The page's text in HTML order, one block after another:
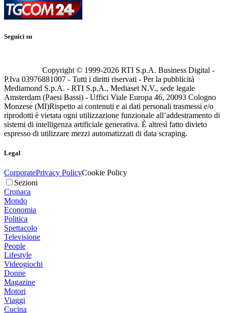
Seguici su
Copyright © 1999-2026 RTI S.p.A. Business Digital -
P.Iva 03976881007 - Tutti i diritti riservati - Per la pubblicità
Mediamond S.p.A. - RTI S.p.A., Mediaset N.V., sede legale
Amsterdam (Paesi Bassi) - Uffici Viale Europa 46, 20093 Cologno
Monzese (MI)Rispetto ai contenuti e ai dati personali trasmessi e/o
riprodotti è vietata ogni utilizzazione funzionale all’addestramento di
sistemi di intelligenza artificiale generativa. È altresì fatto divieto
espresso di utilizzare mezzi automatizzati di data scraping.
Legal
CorporatePrivacy PolicyCookie Policy
Sezioni
Cronaca
Mondo
Economia
Politica
Spettacolo
Televisione
People
Lifestyle
Videogiochi
Donne
Magazine
Motori
Viaggi
Cucina